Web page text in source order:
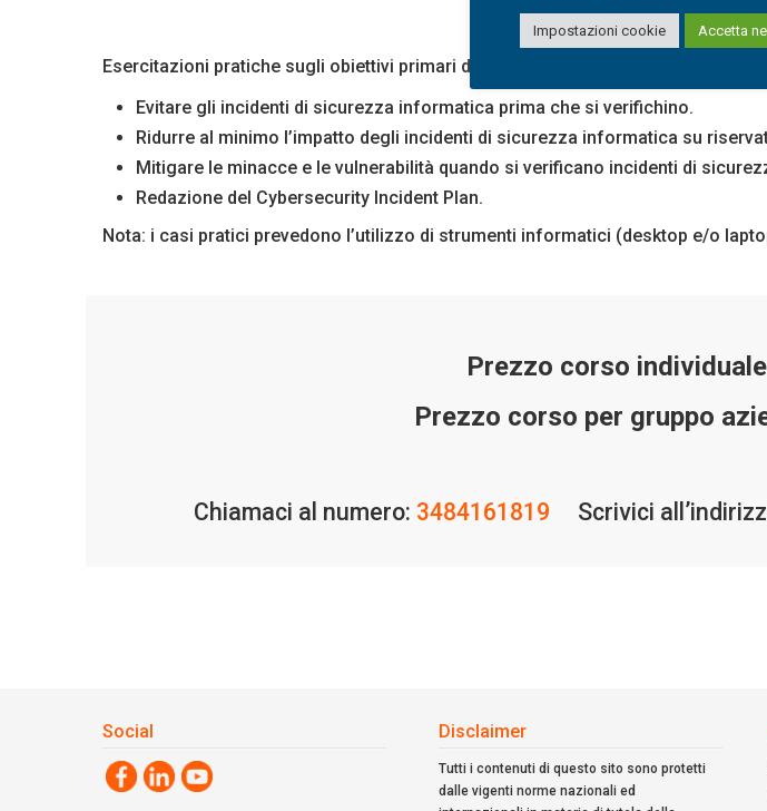
Esercitazioni pratiche sugli obiettivi primari della gestione Cybersecurity Incident:
Evitare gli incidenti di sicurezza informatica prima che si verifichino.
Ridurre al minimo l’impatto degli incidenti di sicurezza informatica su
Mitigare le minacce e le vulnerabilità quando si verificano incidenti di
Redazione del Cybersecurity Incident Plan.
Nota: i casi pratici prevedono l’utilizzo di strumenti informatici (desktop e/o
Prezzo corso
Prezzo corso per gruppo
Chiamaci al numero: 3484161819 Scrivici
Social Disclaimer
Tutti i contenuti di questo sito sono protetti
dalle vigenti norme nazionali ed
Impostazioni cookie Accetta